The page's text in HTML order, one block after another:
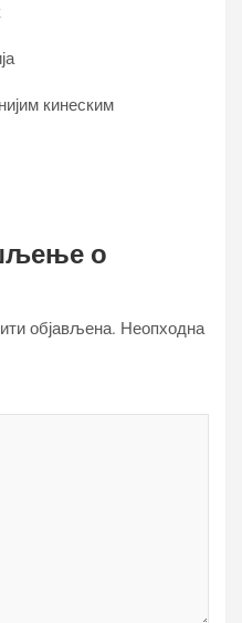
кинеским
о
објављена. Неопходна